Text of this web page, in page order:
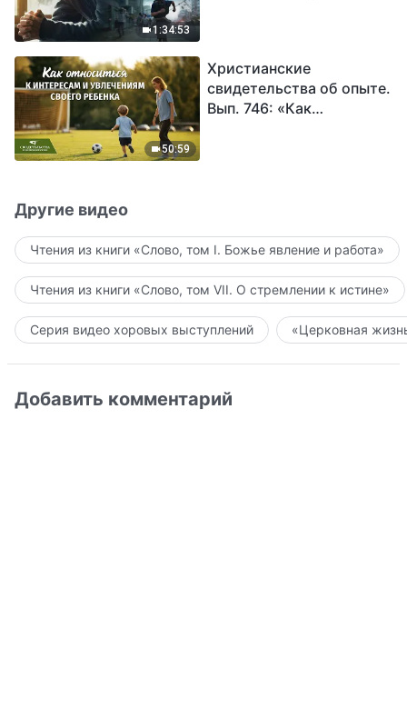
1:34:53
обрести Божье
спасение?
50:59
Христианские
свидетельства об опыте.
Вып. 746: «Как
Другие видео
Чтения из книги «Слово, том I. Божье явление и работа»
Чтения из книги «Слово, том VII. О стремлении к истине»
Серия видео хоровых выступлений «Церковная
Добавить комментарий